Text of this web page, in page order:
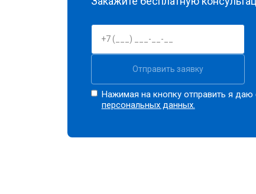
Отправить заявку
Нажимая на кнопку отправить я даю
персональных данных.